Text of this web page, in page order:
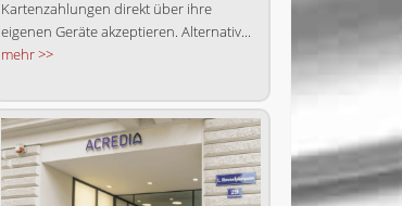
Kartenzahlungen direkt über ihre
eigenen Geräte akzeptieren. Alternativ...
mehr >>